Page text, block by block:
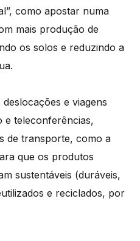
como apostar numa
mais produção de
os solos e reduzindo a
e viagens
e teleconferências,
de transporte, como a
que os produtos
sustentáveis (duráveis,
e reciclados, por